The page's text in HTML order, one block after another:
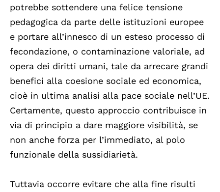
potrebbe sottendere una felice tensione
pedagogica da parte delle istituzioni europee
e portare all’innesco di un esteso processo di
fecondazione, o contaminazione valoriale, ad
opera dei diritti umani, tale da arrecare grandi
benefici alla coesione sociale ed economica,
cioè in ultima analisi alla pace sociale nell’UE.
Certamente, questo approccio contribuisce in
via di principio a dare maggiore visibilità, se
non anche forza per l’immediato, al polo
funzionale della sussidiarietà.
Tuttavia occorre evitare che alla fine risulti